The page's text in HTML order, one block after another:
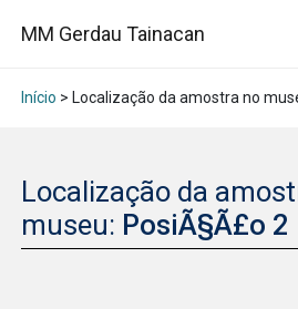
MM Gerdau Tainacan
Início > Localização da amostra no
Localização da
museu: PosiÃ§Ã£o 2